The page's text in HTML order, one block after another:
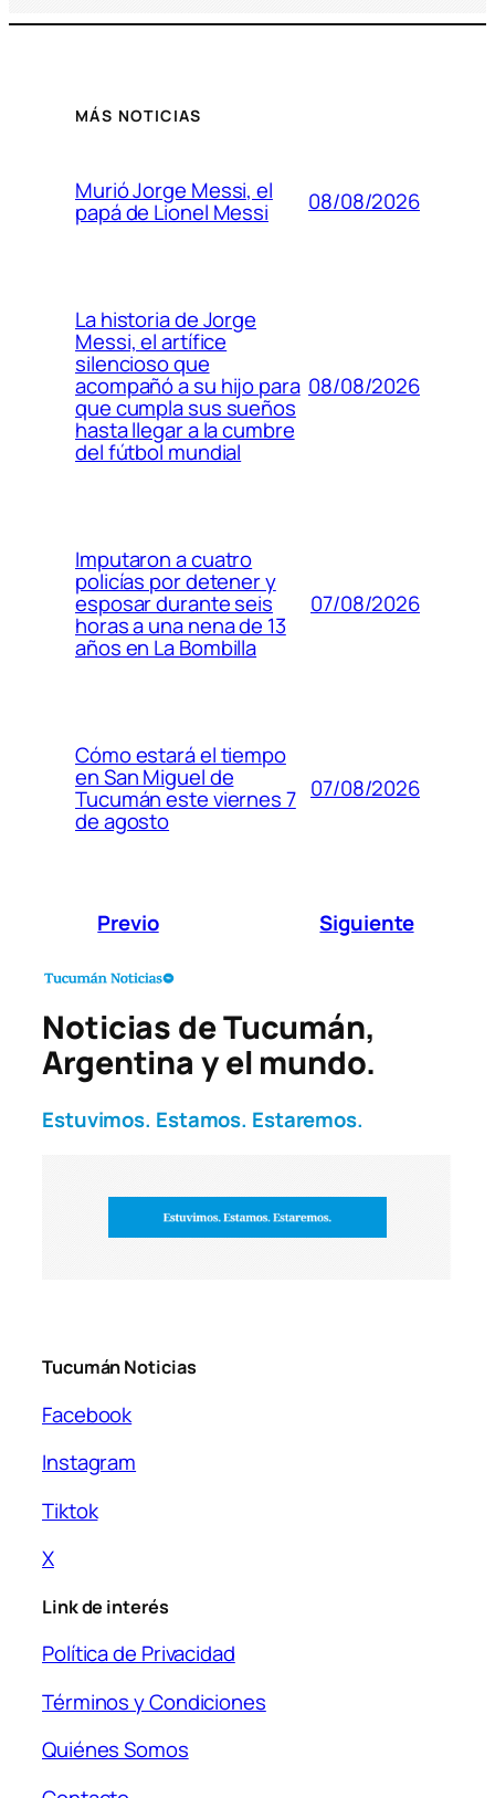
MÁS NOTICIAS
Murió Jorge Messi, el
papá de Lionel Messi 08/08/2026
La historia de Jorge
Messi, el artífice
silencioso que
acompañó a su hijo para
que cumpla sus sueños
hasta llegar a la cumbre
del fútbol mundial
08/08/2026
Imputaron a cuatro
policías por detener y
esposar durante seis
horas a una nena de 13
años en La Bombilla
07/08/2026
Cómo estará el tiempo
en San Miguel de
Tucumán este viernes 7
de agosto
07/08/2026
Previo Siguiente
Noticias de Tucumán,
Argentina y el mundo.
Estuvimos. Estamos. Estaremos.
Tucumán Noticias
Facebook
Instagram
Tiktok
X
Link de interés
Política de Privacidad
Términos y Condiciones
Quiénes Somos